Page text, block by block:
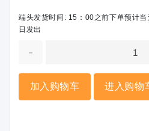
端头发货时间: 15：00之前下单预计
日发出
-
加入购物车 进入购物